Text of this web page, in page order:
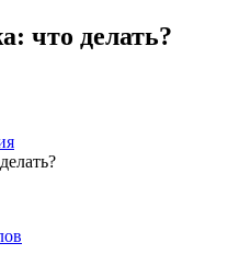
что делать?